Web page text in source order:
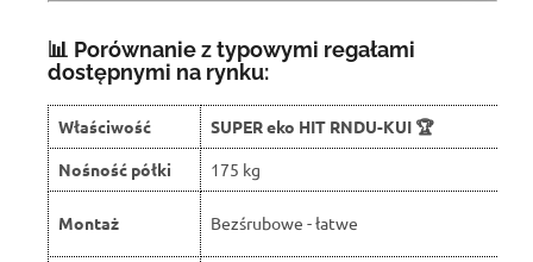
📊 Porównanie z typowymi regałami
dostępnymi na rynku:
Właściwość
SUPER eko HIT RNDU-KUI 🏆
Nośność półki
175 kg
Montaż Bezśrubowe - łatwe